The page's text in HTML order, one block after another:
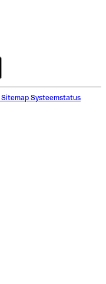
Sitemap Systeemstatus